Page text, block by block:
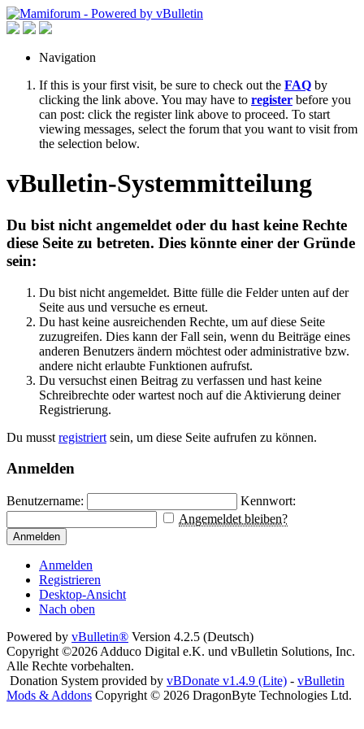
Navigation
If this is your first visit, be sure to check out the FAQ by
clicking the link above. You may have to register before you
can post: click the register link above to proceed. To start
viewing messages, select the forum that you want to visit from
the selection below.
vBulletin-Systemmitteilung
Du bist nicht angemeldet oder du hast keine Rechte
diese Seite zu betreten. Dies könnte einer der Gründe
sein:
Du bist nicht angemeldet. Bitte fülle die Felder unten auf der
Seite aus und versuche es erneut.
Du hast keine ausreichenden Rechte, um auf diese Seite
zuzugreifen. Dies kann der Fall sein, wenn du Beiträge eines
anderen Benutzers ändern möchtest oder administrative bzw.
andere nicht erlaubte Funktionen aufrufst.
Du versuchst einen Beitrag zu verfassen und hast keine
Schreibrechte oder wartest noch auf die Aktivierung deiner
Registrierung.
Du musst registriert sein, um diese Seite aufrufen zu können.
Anmelden
Benutzername:
Kennwort:
Angemeldet bleiben?
Anmelden
Anmelden
Registrieren
Desktop-Ansicht
Nach oben
Powered by vBulletin® Version 4.2.5 (Deutsch)
Copyright ©2026 Adduco Digital e.K. und vBulletin Solutions, Inc.
Alle Rechte vorbehalten.
Donation System provided by vBDonate v1.4.9 (Lite) - vBulletin
Mods & Addons Copyright © 2026 DragonByte Technologies Ltd.